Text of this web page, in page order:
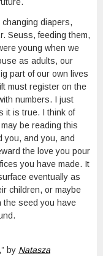
diapers,
Seuss, feeding them,
young when we
as adults, our
part of our own lives
must register on the
numbers. I just
it is true. I think of
be reading this
you, and you, and
the love you pour
you have made. It
eventually as
children, or maybe
the seed you have
by Natasza